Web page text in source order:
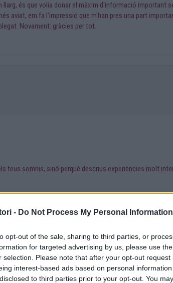
- Do Not Process My Personal Information
opt-out of the sale, sharing to third parties, or
for targeted advertising by us, please use
selection. Please note that after your opt-out
interest-based ads based on personal
to third parties prior to your opt-out. You
és que volia donar el màxim d'informació important
aviat, em fa l'impressió que m'han pres una part
Novament: gràcies per tot.
teus somnis, sinó perquè descrius experiències molt
mentre dorms o també t'afecta quan estàs
molt reals i, en algunes persones, també
tenen somnis tan vius, tan elaborats o tan persistents.